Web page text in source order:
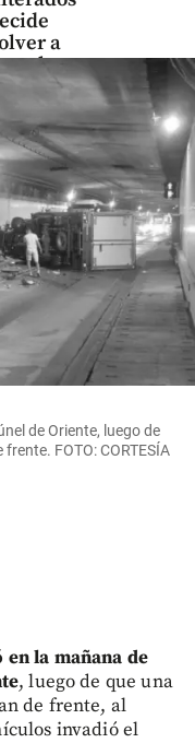
a
de Oriente, luego de
FOTO: CORTESÍA
la mañana de
, luego de que una
de frente, al
invadió el